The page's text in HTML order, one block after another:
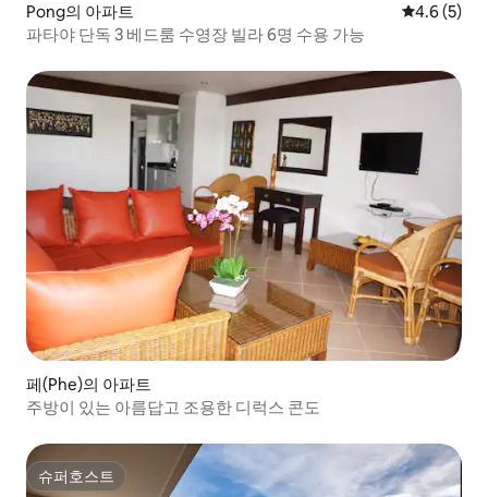
Pong의 아파트 평점 4.6점
4.6 (5)
파타야 단독 3 베드룸 수영장 빌라 6명 수용 가능
페(Phe)의 아파트
주방이 있는 아름답고 조용한 디럭스 콘도
슈퍼호스트
슈퍼호스트